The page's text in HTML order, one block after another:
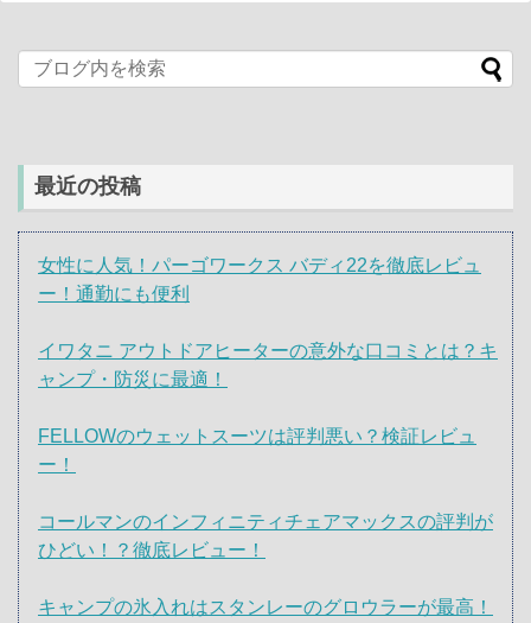
最近の投稿
女性に人気！パーゴワークス バディ22を徹底レビュ
ー！通勤にも便利
イワタニ アウトドアヒーターの意外な口コミとは？キ
ャンプ・防災に最適！
FELLOWのウェットスーツは評判悪い？検証レビュ
ー！
コールマンのインフィニティチェアマックスの評判が
ひどい！？徹底レビュー！
キャンプの氷入れはスタンレーのグロウラーが最高！